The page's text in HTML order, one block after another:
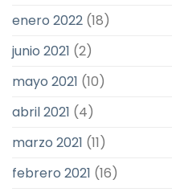
enero 2022 (18)
junio 2021 (2)
mayo 2021 (10)
abril 2021 (4)
marzo 2021 (11)
febrero 2021 (16)